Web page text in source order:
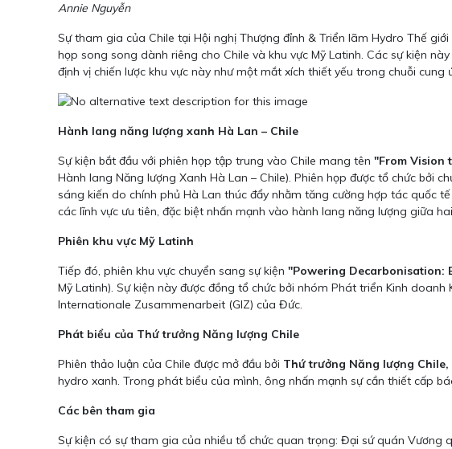
Annie Nguyễn
Sự tham gia của Chile tại Hội nghị Thượng đỉnh & Triển lãm Hydro Thế
họp song song dành riêng cho Chile và khu vực Mỹ Latinh. Các sự kiện
định vị chiến lược khu vực này như một mắt xích thiết yếu trong chuỗi
Hành lang năng lượng xanh Hà Lan – Chile
Sự kiện bắt đầu với phiên họp tập trung vào Chile mang tên "From Vision
Hành lang Năng lượng Xanh Hà Lan – Chile). Phiên họp được tổ chức bởi
sáng kiến do chính phủ Hà Lan thúc đẩy nhằm tăng cường hợp tác quốc
các lĩnh vực ưu tiên, đặc biệt nhấn mạnh vào hành lang năng lượng giữa
Phiên khu vực Mỹ Latinh
Tiếp đó, phiên khu vực chuyển sang sự kiện "Powering Decarbonisation:
Mỹ Latinh). Sự kiện này được đồng tổ chức bởi nhóm Phát triển Kinh
Internationale Zusammenarbeit (GIZ) của Đức.
Phát biểu của Thứ trưởng Năng lượng Chile
Phiên thảo luận của Chile được mở đầu bởi Thứ trưởng Năng lượng
hydro xanh. Trong phát biểu của mình, ông nhấn mạnh sự cần thiết cấp
Các bên tham gia
Sự kiện có sự tham gia của nhiều tổ chức quan trọng: Đại sứ quán Vương